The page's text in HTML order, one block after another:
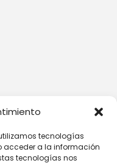
tecnologías
a la información
tecnologías nos